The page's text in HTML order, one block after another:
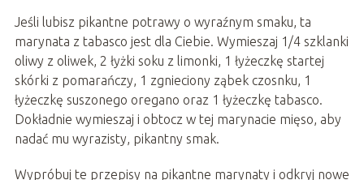
Jeśli lubisz pikantne potrawy o wyraźnym smaku, ta
marynata z tabasco jest dla Ciebie. Wymieszaj 1/4 szklanki
oliwy z oliwek, 2 łyżki soku z limonki, 1 łyżeczkę startej
skórki z pomarańczy, 1 zgnieciony ząbek czosnku, 1
łyżeczkę suszonego oregano oraz 1 łyżeczkę tabasco.
Dokładnie wymieszaj i obtocz w tej marynacie mięso, aby
nadać mu wyrazisty, pikantny smak.
Wypróbuj te przepisy na pikantne marynaty i odkryj nowe